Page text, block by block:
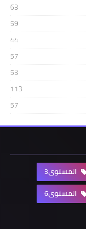
63
59
44
57
53
113
57
المستوى3
المستوى6